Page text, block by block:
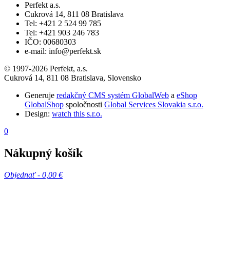
Perfekt a.s.
Cukrová 14, 811 08 Bratislava
Tel: +421 2 524 99 785
Tel: +421 903 246 783
IČO: 00680303
e-mail: info@perfekt.sk
© 1997-2026 Perfekt, a.s.
Cukrová 14, 811 08 Bratislava, Slovensko
Generuje redakčný CMS systém GlobalWeb a eShop
GlobalShop spoločnosti Global Services Slovakia s.r.o.
Design: watch this s.r.o.
0
Nákupný košík
Objednať - 0,00 €